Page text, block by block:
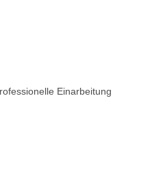
Einarbeitung